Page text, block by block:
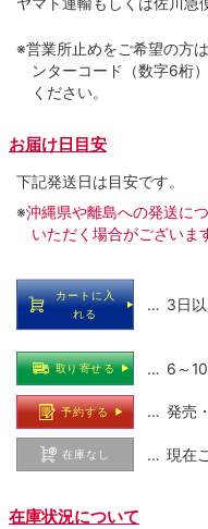
※営業所止めをご希望の方
ンターコード（数字6桁
ください。
お届け日目安
下記発送日は目安です。
※沖縄県や離島への発送に
いただく場合がございま
カートに入
れる
… 3日以
取り寄せる … 6～
予約する … 発売
在庫なし … 現在
在庫状況について